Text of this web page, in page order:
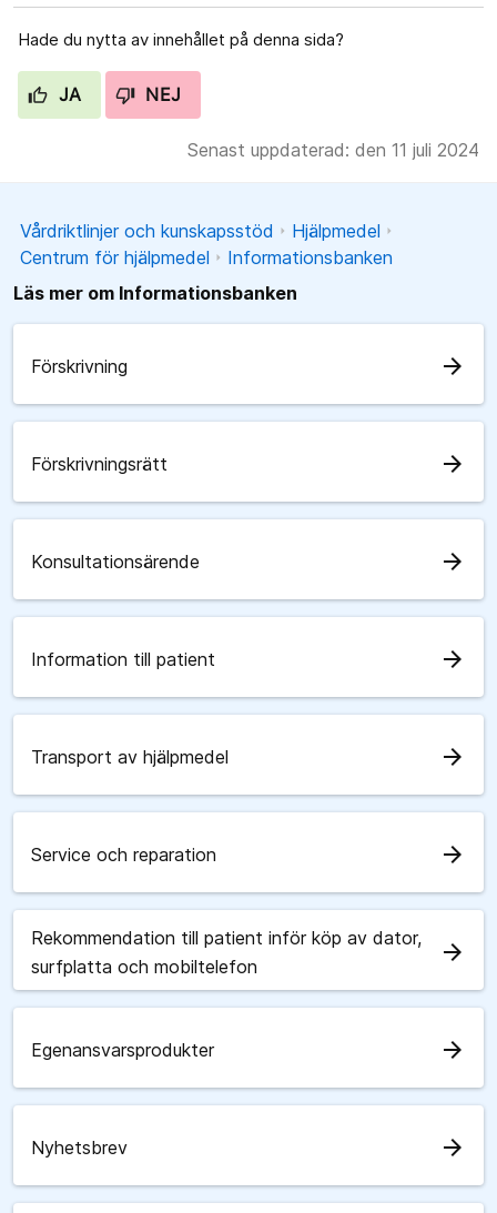
Hade du nytta av innehållet på denna sida?
JA NEJ
Senast uppdaterad: den 11 juli 2024
Vårdriktlinjer och kunskapsstöd
Hjälpmedel
Centrum för hjälpmedel
Informationsbanken
Läs mer om Informationsbanken
Förskrivning arrow_forward
Förskrivningsrätt arrow_forward
Konsultationsärende arrow_forward
Information till patient arrow_forward
Transport av hjälpmedel arrow_forward
Service och reparation arrow_forward
Rekommendation till patient inför köp av dator,
surfplatta och mobiltelefon
arrow_forward
Egenansvarsprodukter arrow_forward
Nyhetsbrev arrow_forward